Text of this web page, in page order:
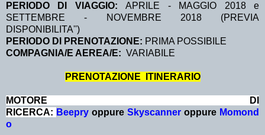
PERIODO DI VIAGGIO:APRILE - MAGGIO 2018 e
SETTEMBRE - NOVEMBRE 2018 (PREVIA
DISPONIBILITA'')
PERIODO DI PRENOTAZIONE: PRIMA POSSIBILE
COMPAGNIA/E AEREA/E: VARIABILE
PRENOTAZIONE ITINERARIO
MOTORE DI
RICERCA: Beepry oppure Skyscanner oppure Momond
o